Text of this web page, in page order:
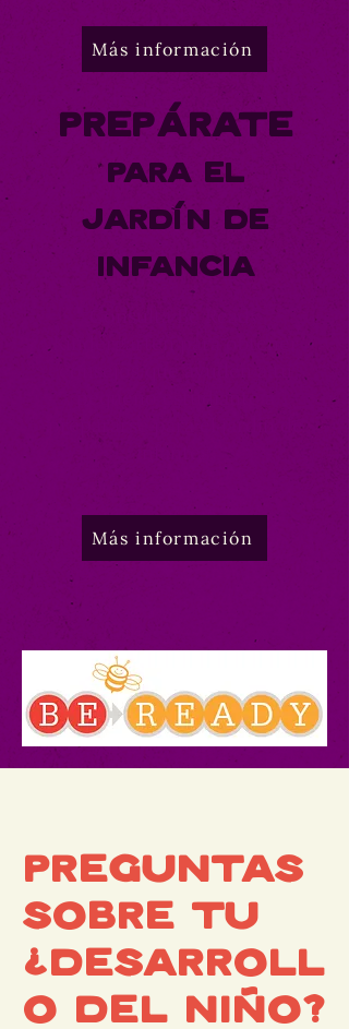
Más información
Prepárate
para el
jardín de
infancia
Kindergarten para obtener
consejos que ayuden a tu
pequeño estudiante a
Más información
Preguntas
sobre tu
¿desarroll
o del niño?